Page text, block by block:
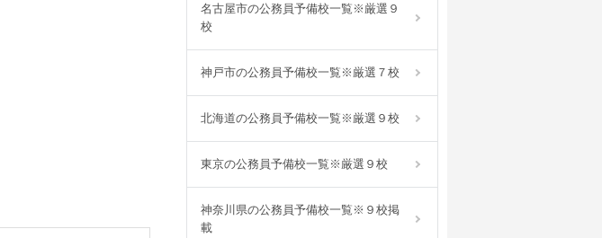
名古屋市の公務員予備校一覧※厳選９
校
神戸市の公務員予備校一覧※厳選７校
北海道の公務員予備校一覧※厳選９校
東京の公務員予備校一覧※厳選９校
神奈川県の公務員予備校一覧※９校掲
載